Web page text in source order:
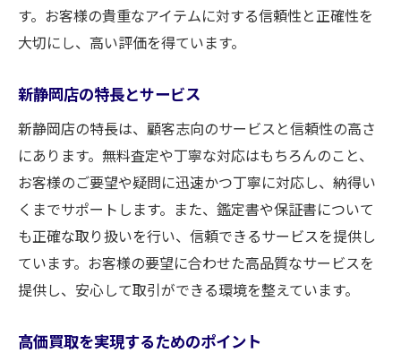
す。お客様の貴重なアイテムに対する信頼性と正確性を
大切にし、高い評価を得ています。
新静岡店の特長とサービス
新静岡店の特長は、顧客志向のサービスと信頼性の高さ
にあります。無料査定や丁寧な対応はもちろんのこと、
お客様のご要望や疑問に迅速かつ丁寧に対応し、納得い
くまでサポートします。また、鑑定書や保証書について
も正確な取り扱いを行い、信頼できるサービスを提供し
ています。お客様の要望に合わせた高品質なサービスを
提供し、安心して取引ができる環境を整えています。
高価買取を実現するためのポイント